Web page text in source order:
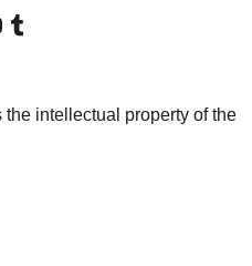
લો અમારા Tumblr એકાઉન્ટની મુલાકાત લો
intellectual property of the